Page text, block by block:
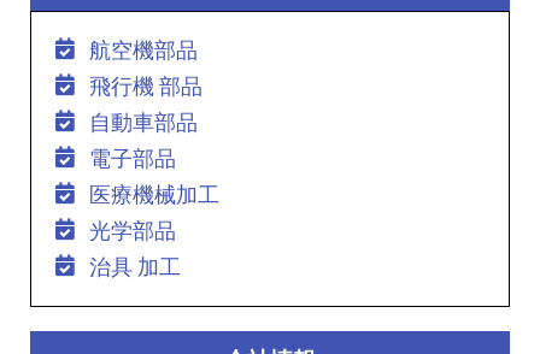
航空機部品
飛行機 部品
自動車部品
電子部品
医療機械加工
光学部品
治具 加工